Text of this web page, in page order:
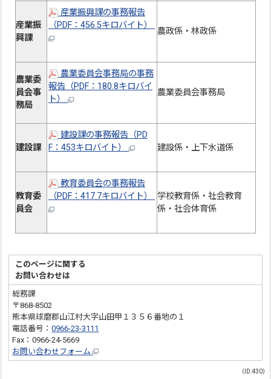
産業振
興課
産業振興課の事務報告
（PDF：456.5キロバイト）
農政係・林政係
農業委
員会事
務局
農業委員会事務局の事務
報告（PDF：180.8キロバイ
ト）
農業委員会事務局
建設課
建設課の事務報告（PD
F：453キロバイト）
建設係・上下水道係
教育委
員会
教育委員会の事務報告
（PDF：417.7キロバイト）
学校教育係・社会教育
係・社会体育係
このページに関する
お問い合わせは
総務課
〒868-8502
熊本県球磨郡山江村大字山田甲１３５６番地の１
電話番号：0966-23-3111
Fax：0966-24-5669
お問い合わせフォーム
（ID:430）